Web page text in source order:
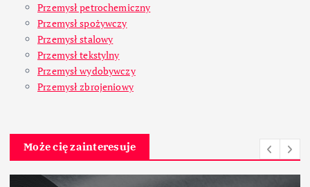
Przemysł petrochemiczny
Przemysł spożywczy
Przemysł stalowy
Przemysł tekstylny
Przemysł wydobywczy
Przemysł zbrojeniowy
Może cię zainteresuje